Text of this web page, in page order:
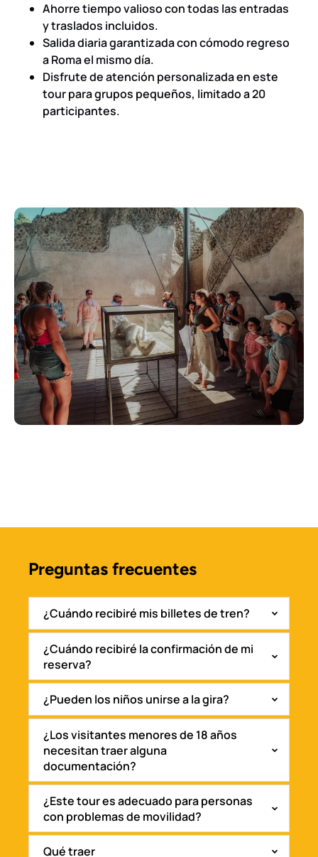
Ahorre tiempo valioso con todas las entradas
y traslados incluidos.
Salida diaria garantizada con cómodo regreso
a Roma el mismo día.
Disfrute de atención personalizada en este
tour para grupos pequeños, limitado a 20
participantes.
Preguntas frecuentes
new
window)
¿Cuándo recibiré mis billetes de tren?
¿Cuándo recibiré la confirmación de mi
reserva?
¿Pueden los niños unirse a la gira?
¿Los visitantes menores de 18 años
necesitan traer alguna
documentación?
¿Este tour es adecuado para personas
con problemas de movilidad?
Qué traer